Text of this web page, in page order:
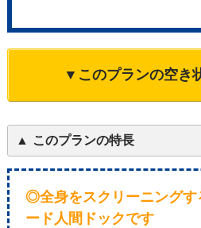
▼このプランの空き
このプランの特長
◎全身をスクリーニングす
ード人間ドックです